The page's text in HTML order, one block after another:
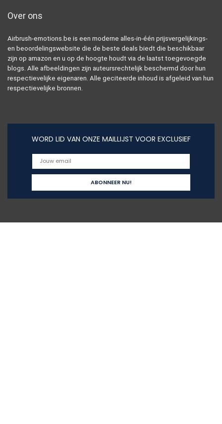
Over ons
Airbrush-emotions.be is een moderne alles-in-één prijsvergelijkings-
en beoordelingswebsite die de beste deals biedt die beschikbaar
zijn op amazon en u op de hoogte houdt via de laatst toegevoegde
blogs. Alle afbeeldingen zijn auteursrechtelijk beschermd door hun
respectievelijke eigenaren. Alle geciteerde inhoud is afgeleid van hun
respectievelijke bronnen.
WORD LID VAN ONZE MAILLIJST VOOR EXCLUSIEF